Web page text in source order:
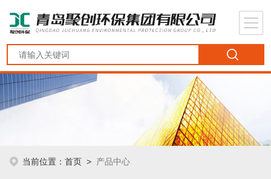
当前位置：首页 > 产品中心